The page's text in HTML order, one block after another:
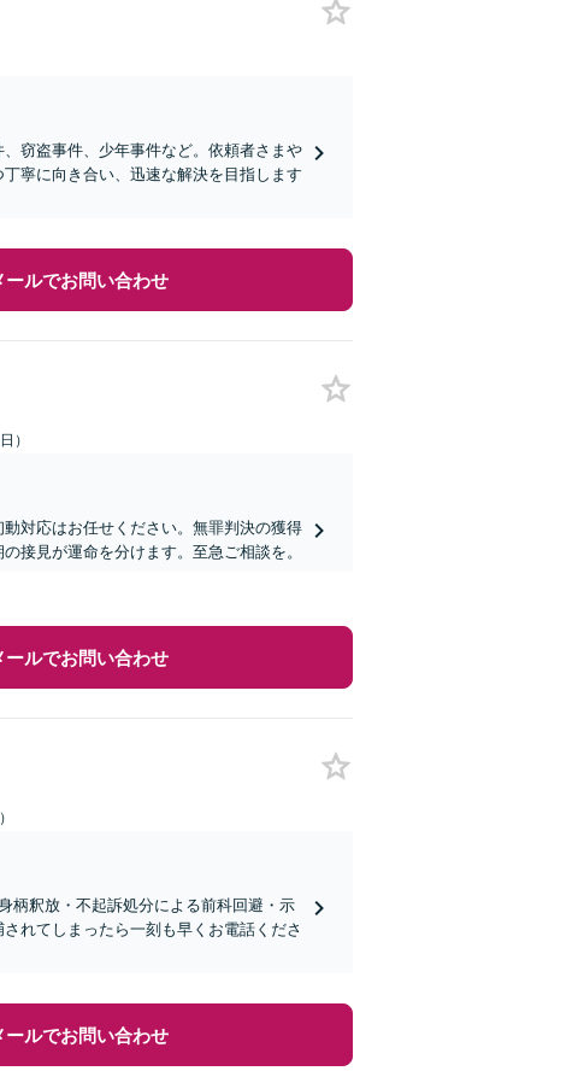
窃盗事件、少年事件など。依頼者さまや
寧に向き合い、迅速な解決を目指します
ールでお問い合わせ
）
対応はお任せください。無罪判決の獲得
接見が運命を分けます。至急ご相談を。
ールでお問い合わせ
柄釈放・不起訴処分による前科回避・示
れてしまったら一刻も早くお電話くださ
ールでお問い合わせ